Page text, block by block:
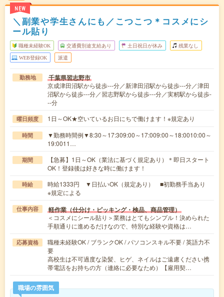
NEW
＼副業や学生さんにも／こつこつ＊コスメにシ
ール貼り
職種未経験OK 交通費別途支給あり 土日祝日が休み 残業なし
WEB登録OK 派遣
勤務地 千葉県習志野市
京成津田沼駅から徒歩---分／新津田沼駅から徒歩---分／津田
沼駅から徒歩---分／習志野駅から徒歩---分／実籾駅から徒歩-
--分
曜日頻度 1日～OK★空いているお日にちで働けます！※規定あり
時間
▼勤務時間例▼8:30～17:309:00～17:009:00～18:0010:00～
19:0011…
期間
【急募】1日～OK（業法に基づく規定あり）＊即日スタート
OK！登録後は好きな時に働けます！
時給
時給1333円 ▼日払いOK（規定あり） ■初勤務手当あり
※規定による
仕事内容 軽作業（仕分け・ピッキング・検品、商品管理）
＜コスメにシール貼り＞業務はとてもシンプル！決められた
手順通りに進めるだけなので、特別な経験や資格は…
応募資格
職種未経験OK / ブランクOK / パソコンスキル不要 / 英語力不
要
高校生は不可過度な染髪、ヒゲ、ネイルはご遠慮ください携
帯電話をお持ちの方（連絡に必要なため）【雇用契…
職場の雰囲気